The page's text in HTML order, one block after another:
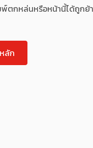
ตกหล่นหรือหน้านี้ได้ถูกย้
ลัก